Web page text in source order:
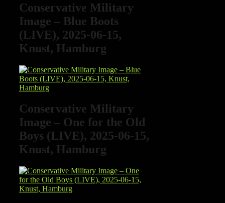
Conservative Military
Image – Blue Boots
(LIVE), 2025-06-15,
Knust, Hamburg
Conservative Military
Image – One for the Old
Boys (LIVE), 2025-06-15,
Knust, Hamburg